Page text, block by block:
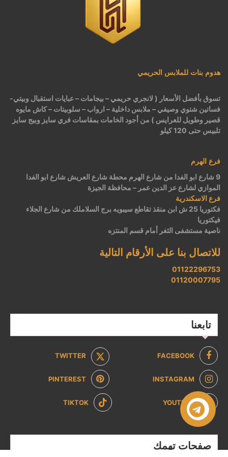
هدوم بنات للملابس الحريمي
تسوق بأفضل الأسعار ( لانجري حريمي – بيجامات – عبايات استقبال وبيتي-
فساتين شتوي وصيفي – ملابس داخلية – ارواب – سلوبيتات – كاش مايوه
قصير وطويل للعرايس ) من أجود الخامات بمقاسات فري سايز وبيج سايز
تلبيس حتى 120 كيلو
فرع الهرم
9 شارع ابو الفدا من شارع الهرم محطة شارع العريش شارع ابو الفدا
الموازي لشارع عز الدين عمر – محافظة الجيزة
فرع الاسكندرية
فكتوريا 25 ش ابن منقذ تقاطع سيبويه برج السلاملك من شارع الجلاء
فيكتوريا
ناصية مستشفى الثغر أمام قسم المنتزه
للاتصال بنا على الأرقام التالية
01122296753
01120007795
تابعنا
FACEBOOK
TWITTER
INSTAGRAM
PINTEREST
YOUTUBE
TIKTOK
صفحات تهمك